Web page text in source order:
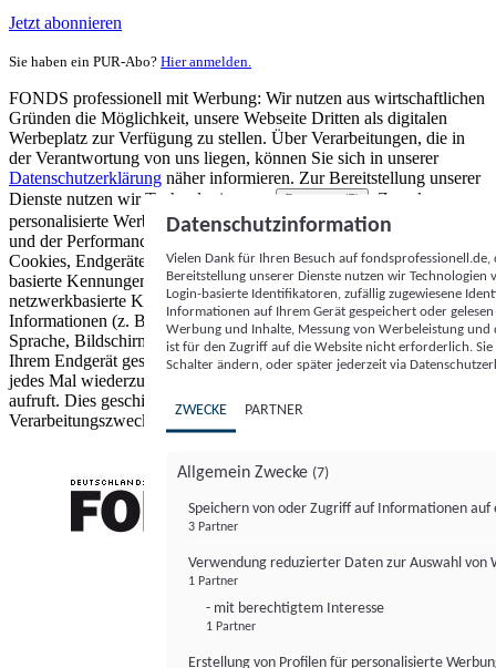
Jetzt abonnieren
Sie haben ein PUR-Abo? Hier anmelden.
FONDS professionell mit Werbung: Wir nutzen aus wirtschaftlichen
Gründen die Möglichkeit, unsere Webseite Dritten als digitalen
Werbeplatz zur Verfügung zu stellen. Über Verarbeitungen, die in
der Verantwortung von uns liegen, können Sie sich in unserer
Datenschutzerklärung näher informieren. Zur Bereitstellung unserer
Dienste nutzen wir Technologien von
Partnern (5)
. Zwecke:
personalisierte Werbung und Inhalte, Messung von Werbeleistung
und der Performance von Inhalten sowie Zielgruppenforschung.
Cookies, Endgeräte- oder ähnliche Online-Kennungen (z. B. login-
basierte Kennungen, zufällig generierte Kennungen,
netzwerkbasierte Kennungen) können zusammen mit anderen
Informationen (z. B. Browsertyp und Browserinformationen,
Sprache, Bildschirmgröße, unterstützte Technologien usw.) auf
Ihrem Endgerät gespeichert oder von dort ausgelesen werden, um es
jedes Mal wiederzuerkennen, wenn es eine App oder einer Webseite
aufruft. Dies geschieht für einen oder mehrere der hier aufgeführten
Verarbeitungszwecke.
Datenschutzinformation
Vielen Dank für Ihren Besuch auf
Bereitstellung unserer Dienste nutzen wir Technologien
Login-basierte Identifikatoren, zufällig zugewiesene
Informationen auf Ihrem Gerät gespeichert oder
Werbung und Inhalte, Messung von Werbeleistung
ist für den Zugriff auf die Website nicht erforderlich.
Schalter ändern, oder später jederzeit via
ZWECKE PARTNER
Allgemein Zwecke (7)
Speichern von oder Zugriff auf Informationen auf
3 Partner
Verwendung reduzierter Daten zur Auswahl von
1 Partner
- mit berechtigtem Interesse
1 Partner
Erstellung von Profilen für personalisierte
FONDS professionell